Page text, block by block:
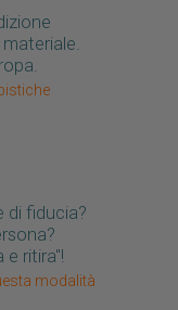
di fiducia?
e ritira"!
modalità